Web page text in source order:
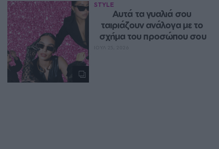
STYLE
Αυτά τα γυαλιά σου
ταιριάζουν ανάλογα με το
σχήμα του προσώπου σου